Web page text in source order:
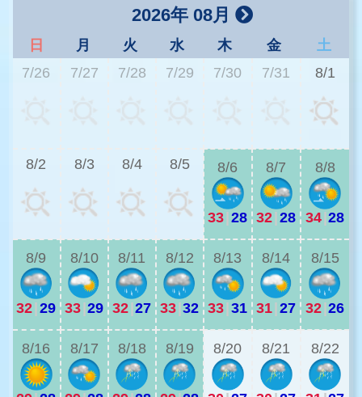
2026年 08月
日 月 火 水 木 金
土
7/26
7/27 7/28 7/29 7/30 7/31 8/1
8/2 8/3 8/4 8/5 8/6
33 28
8/7
32 28
8/8
34 28
8/9
32 29
8/10
33 29
8/11
32 27
8/12
33 32
8/13
33 31
8/14
31 27
8/15
32 26
8/16 8/17 8/18 8/19 8/20 8/21 8/22